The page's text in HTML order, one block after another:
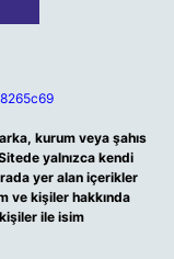
kurum veya şahıs
yalnızca kendi
yer alan içerikler
ve kişiler hakkında
ile isim